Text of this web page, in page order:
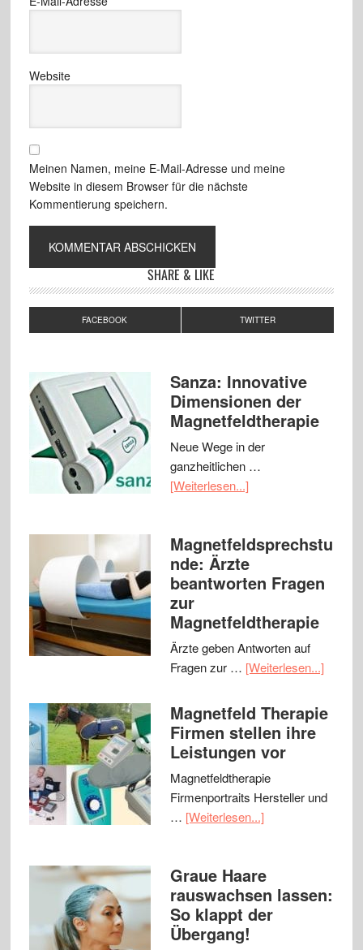
Website
Meinen Namen, meine E-Mail-Adresse und meine
Website in diesem Browser für die nächste
Kommentierung speichern.
SHARE & LIKE
FACEBOOK TWITTER
Sanza: Innovative
Dimensionen der
Magnetfeldtherapie
Neue Wege in der
ganzheitlichen …
[Weiterlesen...]
Magnetfeldsprechstu
nde: Ärzte
beantworten Fragen
zur
Magnetfeldtherapie
Ärzte geben Antworten auf
Fragen zur … [Weiterlesen...]
Magnetfeld Therapie
Firmen stellen ihre
Leistungen vor
Magnetfeldtherapie
Firmenportraits Hersteller und
… [Weiterlesen...]
Graue Haare
rauswachsen lassen:
So klappt der
Übergang!